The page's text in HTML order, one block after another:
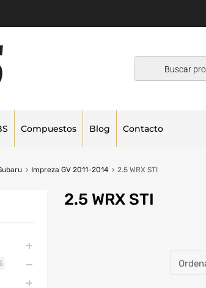
Compuestos Blog Contacto
Impreza GV 2011-2014 2.5 WRX STI
2.5 WRX STI